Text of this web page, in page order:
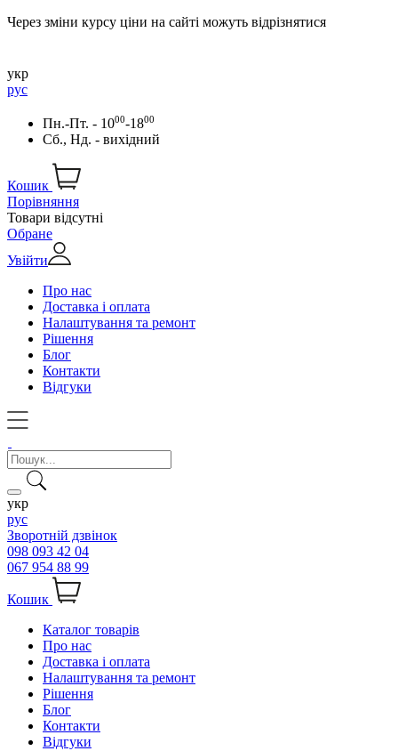
Через зміни курсу ціни на сайті можуть відрізнятися
укр
рус
Пн.-Пт. - 1000-1800
Сб., Нд. - вихідний
Кошик
Порівняння
Товари відсутні
Обране
Увійти
Про нас
Доставка і оплата
Налаштування та ремонт
Рішення
Блог
Контакти
Відгуки
укр
рус
Зворотній дзвінок
098 093 42 04
067 954 88 99
Кошик
Каталог товарів
Про нас
Доставка і оплата
Налаштування та ремонт
Рішення
Блог
Контакти
Відгуки